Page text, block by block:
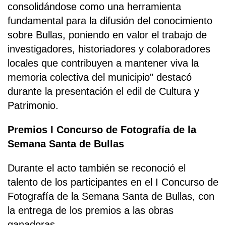
consolidándose como una herramienta
fundamental para la difusión del conocimiento
sobre Bullas, poniendo en valor el trabajo de
investigadores, historiadores y colaboradores
locales que contribuyen a mantener viva la
memoria colectiva del municipio" destacó
durante la presentación el edil de Cultura y
Patrimonio.
Premios I Concurso de Fotografía de la
Semana Santa de Bullas
Durante el acto también se reconoció el
talento de los participantes en el I Concurso de
Fotografía de la Semana Santa de Bullas, con
la entrega de los premios a las obras